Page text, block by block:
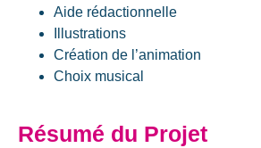
Aide rédactionnelle
Illustrations
Création de l’animation
Choix musical
Résumé du Projet